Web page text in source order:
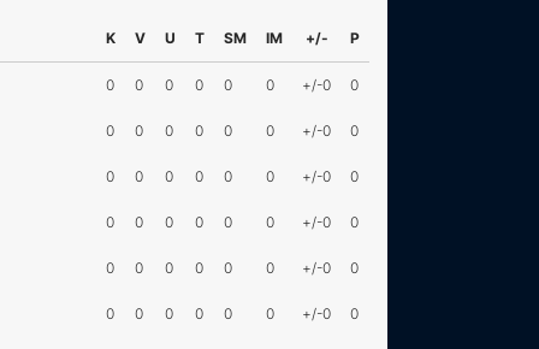
K V U T SM IM +/- P
0 0 0 0 0 0 +/-0 0
0 0 0 0 0 0 +/-0 0
0 0 0 0 0 0 +/-0 0
0 0 0 0 0 0 +/-0 0
0 0 0 0 0 0 +/-0 0
0 0 0 0 0 0 +/-0 0